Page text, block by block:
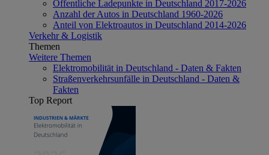
Öffentliche Ladepunkte in Deutschland 2017-2026
Anzahl der Autos in Deutschland 1960-2026
Anteil von Elektroautos in Deutschland 2014-2026
Verkehr & Logistik
Themen
Weitere Themen
Elektromobilität in Deutschland - Daten & Fakten
Straßenverkehrsunfälle in Deutschland - Daten &
Fakten
Top Report